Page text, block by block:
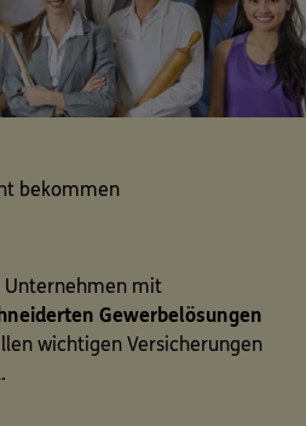
bekommen
Unternehmen mit
Gewerbelösungen
wichtigen Versicherungen